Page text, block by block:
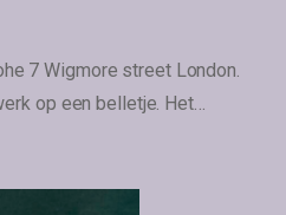
7 Wigmore street London.
op een belletje. Het…